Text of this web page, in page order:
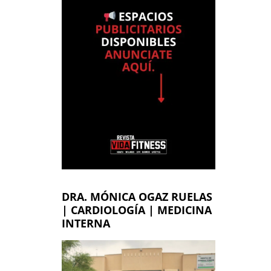
DRA. MÓNICA OGAZ RUELAS
| CARDIOLOGÍA | MEDICINA
INTERNA